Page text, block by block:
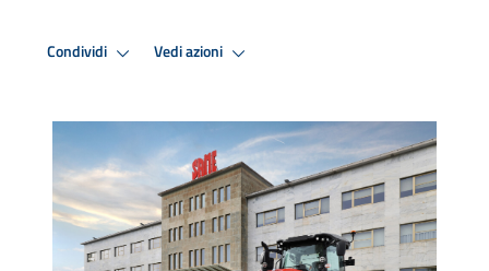
Condividi Vedi azioni